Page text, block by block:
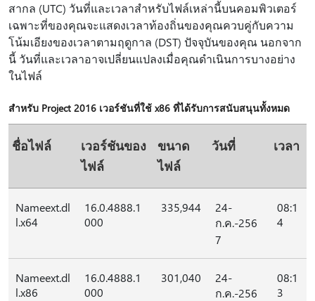
สากล (UTC) วันที่และเวลาสำหรับไฟล์เหล่านี้บนคอมพิวเตอร์
เฉพาะที่ของคุณจะแสดงเวลาท้องถิ่นของคุณควบคู่กับความ
โน้มเอียงของเวลาตามฤดูกาล (DST) ปัจจุบันของคุณ นอกจาก
นี้ วันที่และเวลาอาจเปลี่ยนแปลงเมื่อคุณดำเนินการบางอย่าง
ในไฟล์
สําหรับ Project 2016 เวอร์ชันที่ใช้ x86 ที่ได้รับการสนับสนุนทั้งหมด
ชื่อไฟล์
เวอร์ชันของ
ไฟล์
ขนาด
ไฟล์
วันที่ เวลา
Nameext.dl
l.x64
16.0.4888.1
000
335,944
24-
ก.ค.-256
7
08:1
4
Nameext.dl
l.x86
16.0.4888.1
000
301,040
24-
ก.ค.-256
08:1
3